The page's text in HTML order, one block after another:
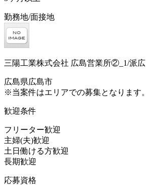
勤務地/面接地
三陽工業株式会社 広島営業所②_1/派広
広島県広島市
※当案件はエリアでの募集となります。
歓迎条件
フリーター歓迎
主婦(夫)歓迎
土日働ける方歓迎
長期歓迎
応募資格